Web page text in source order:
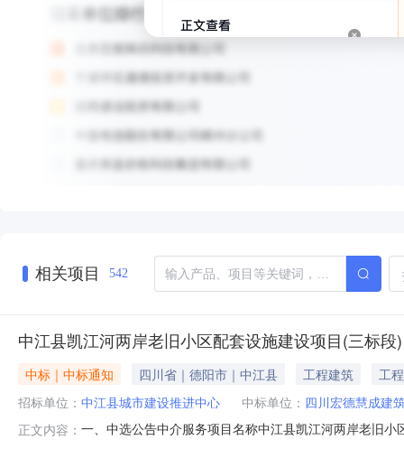
相关项目 542
中江县凯江河两岸老旧小区配套设施建设项目(三标段)
中标｜中标通知 四川省｜德阳市｜中江县 工程建筑
工程
招标单位： 中江县城市建设推进中心 中标单位： 四川宏德慧成建
正文内容： 一、中选公告中介服务项目名称中江县凯江河两岸老旧